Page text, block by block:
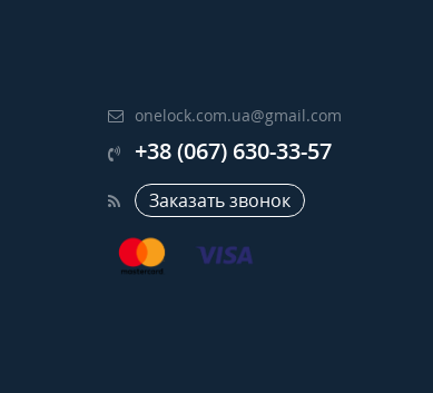
onelock.com.ua@gmail.com
+38 (067) 630-33-57
Заказать звонок